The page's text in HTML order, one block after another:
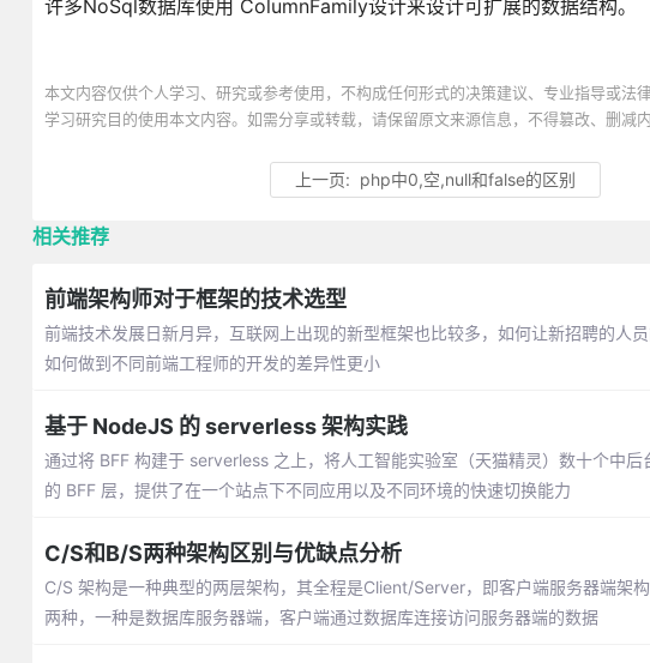
许多NoSql数据库使用 ColumnFamily设计来设计可扩展的数据结构。
本文内容仅供个人学习、研究或参考使用，不构成任何形式的决策建议、专业指导或
学习研究目的使用本文内容。如需分享或转载，请保留原文来源信息，不得篡改、删减
上一页: php中0,空,null和false的区别
相关推荐
前端架构师对于框架的技术选型
前端技术发展日新月异，互联网上出现的新型框架也比较多，如何让新招聘的人
如何做到不同前端工程师的开发的差异性更小
基于 NodeJS 的 serverless 架构实践
通过将 BFF 构建于 serverless 之上，将人工智能实验室（天猫精灵）数十个中
的 BFF 层，提供了在一个站点下不同应用以及不同环境的快速切换能力
C/S和B/S两种架构区别与优缺点分析
C/S 架构是一种典型的两层架构，其全程是Client/Server，即客户端服务器端架
两种，一种是数据库服务器端，客户端通过数据库连接访问服务器端的数据